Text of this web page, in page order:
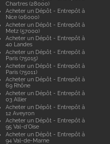
Chartres (28000)
Acheter un Dépôt - Entrepôt à
Nice (06000)
Acheter un Dépôt - Entrepôt à
Metz (57000)
Acheter un Dépôt - Entrepôt à
40 Landes
Acheter un Dépôt - Entrepôt à
Paris (75015)
Acheter un Dépôt - Entrepôt à
Paris (75011)
Acheter un Dépôt - Entrepôt à
69 Rhône
Acheter un Dépôt - Entrepôt à
03 Allier
Acheter un Dépôt - Entrepôt à
12 Aveyron
Acheter un Dépôt - Entrepôt à
95 Val-d'Oise
Acheter un Dépôt - Entrepôt à
94 Val-de-Marne